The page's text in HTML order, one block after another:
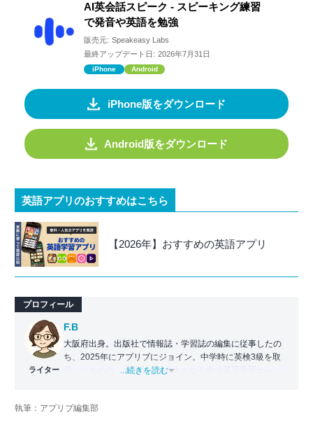
AI英会話スピーク - スピーキング練習
で発音や英語を勉強
販売元: Speakeasy Labs
最終アップデート日: 2026年7月31日
iPhone Android
iPhone版をダウンロード
Android版をダウンロード
英語アプリのおすすめはこちら
【2026年】おすすめの英語アプリ
プロフィール
ライター
F.B
大阪府出身。出版社で情報誌・学習誌の編集に従事したの
ち、2025年にアプリブにジョイン。中学時に英検3級を取
得したものの、大学生・社会人となる中で英語学習から遠
り添える記事を目指している。
...続きを読む
執筆：アプリブ編集部